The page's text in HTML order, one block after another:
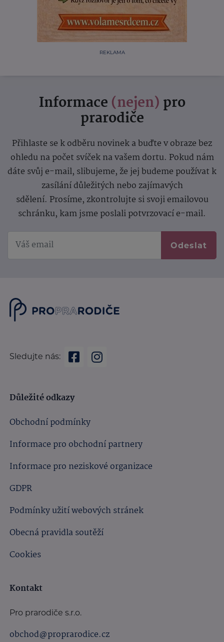
REKLAMA
Informace (nejen) pro
prarodiče
Přihlaste se k odběru novinek a buďte v obraze bez
ohledu na počet svíček na vašem dortu. Pokud nám
dáte svůj e-mail, slibujeme, že jej budeme používat k
zasílání důležitých nebo zajímavých
sdělení. Prosíme, zkontrolujte si svoji emailovou
schránku, kam jsme poslali potvrzovací e-mail.
Odeslat
Sledujte nás:
Důležité odkazy
Obchodní podmínky
Informace pro obchodní partnery
Informace pro neziskové organizace
GDPR
Podmínky užití webových stránek
Obecná pravidla soutěží
Cookies
Kontakt
Pro prarodiče s.r.o.
obchod@proprarodice.cz